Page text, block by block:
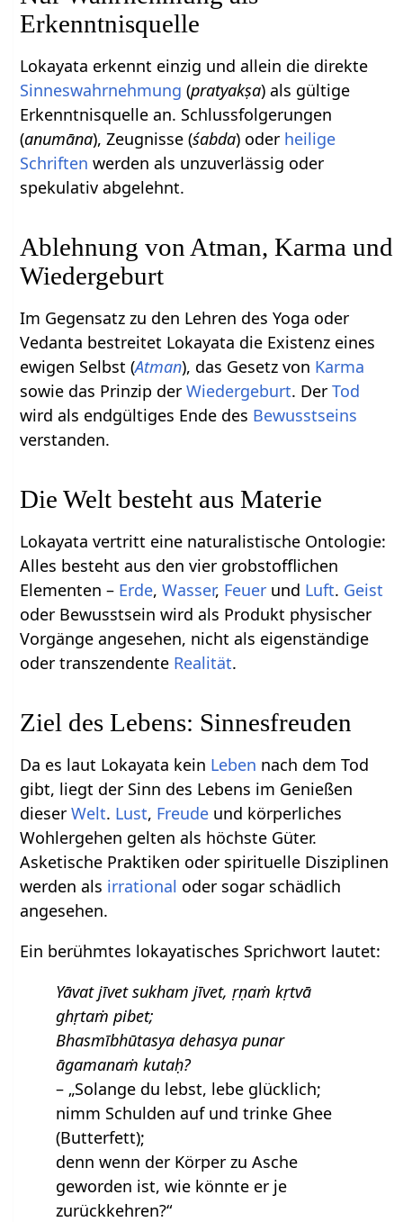
Erkenntnisquelle
Lokayata erkennt einzig und allein die direkte
Sinneswahrnehmung (pratyakṣa) als gültige
Erkenntnisquelle an. Schlussfolgerungen
(anumāna), Zeugnisse (śabda) oder heilige
Schriften werden als unzuverlässig oder
spekulativ abgelehnt.
Ablehnung von Atman, Karma und
Wiedergeburt
Im Gegensatz zu den Lehren des Yoga oder
Vedanta bestreitet Lokayata die Existenz eines
ewigen Selbst (Atman), das Gesetz von Karma
sowie das Prinzip derWiedergeburt. DerTod
wird als endgültiges Ende des Bewusstseins
verstanden.
Die Welt besteht aus Materie
Lokayata vertritt eine naturalistische Ontologie:
Alles besteht aus den vier grobstofflichen
Elementen – Erde,Wasser, Feuer und Luft. Geist
oder Bewusstsein wird als Produkt physischer
Vorgänge angesehen, nicht als eigenständige
oder transzendente Realität.
Ziel des Lebens: Sinnesfreuden
Da es laut Lokayata kein Leben nach dem Tod
gibt, liegt der Sinn des Lebens im Genießen
dieserWelt. Lust, Freude und körperliches
Wohlergehen gelten als höchste Güter.
Asketische Praktiken oder spirituelle Disziplinen
werden als irrational oder sogar schädlich
angesehen.
Ein berühmtes lokayatisches Sprichwort lautet:
Yāvat jīvet sukham jīvet, ṛṇaṁ kṛtvā
ghṛtaṁ pibet;
Bhasmībhūtasya dehasya punar
āgamanaṁ kutaḥ?
– „Solange du lebst, lebe glücklich;
nimm Schulden auf und trinke Ghee
(Butterfett);
denn wenn der Körper zu Asche
geworden ist, wie könnte er je
zurückkehren?“